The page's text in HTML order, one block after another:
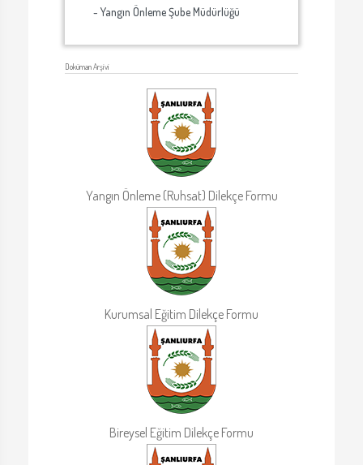
- Yangın Önleme Şube Müdürlüğü
Doküman Arşivi
Yangın Önleme (Ruhsat) Dilekçe Formu
Kurumsal Eğitim Dilekçe Formu
Bireysel Eğitim Dilekçe Formu